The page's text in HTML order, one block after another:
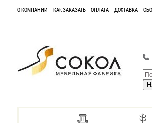
О КОМПАНИИ КАК ЗАКАЗАТЬ ОПЛАТА ДОСТАВКА